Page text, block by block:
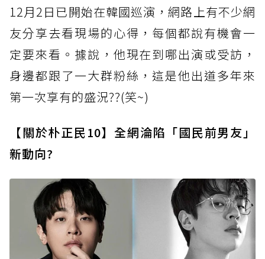
12月2日已開始在韓國巡演，網路上有不少網
友分享去看現場的心得，每個都說有機會一
定要來看。據說，他現在到哪出演或受訪，
身邊都跟了一大群粉絲，這是他出道多年來
第一次享有的盛況??(笑~)
【關於朴正民10】全網淪陷「國民前男友」
新動向?